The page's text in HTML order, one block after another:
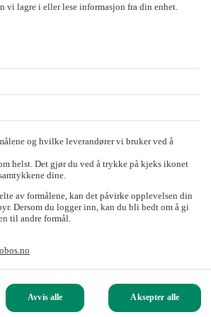
regningen.
vi lagre i eller lese informasjon fra din enhet.
og hvilke leverandører vi bruker ved å
helst. Det gjør du ved å trykke på kjeks ikonet
dine.
av formålene, kan det påvirke opplevelsen din
Dersom du logger inn, kan du bli bedt om å gi
til andre formål.
Avvis alle Aksepter alle